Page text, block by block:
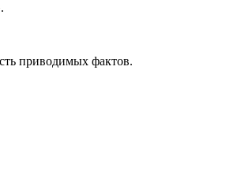
приводимых фактов.